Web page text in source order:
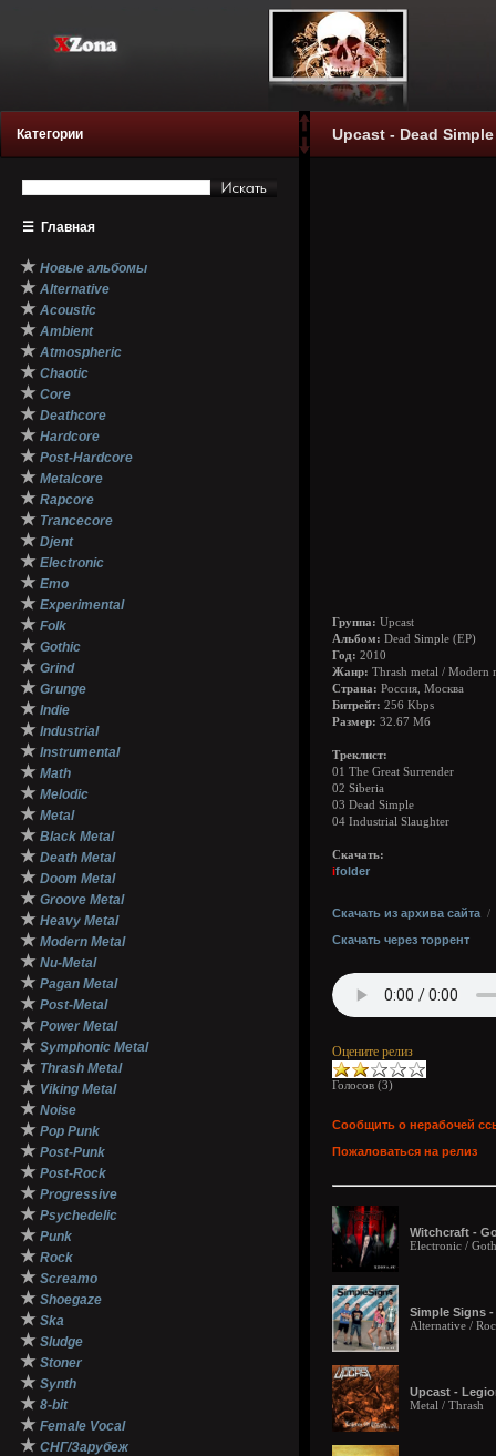
Категории
☰ Главная
★ Новые альбомы
★ Alternative
★ Acoustic
★ Ambient
★ Atmospheric
★ Chaotic
★ Core
★ Deathcore
★ Hardcore
★ Post-Hardcore
★ Metalcore
★ Rapcore
★ Trancecore
★ Djent
★ Electronic
★ Emo
★ Experimental
★ Folk
★ Gothic
★ Grind
★ Grunge
★ Indie
★ Industrial
★ Instrumental
★ Math
★ Melodic
★ Metal
★ Black Metal
★ Death Metal
★ Doom Metal
★ Groove Metal
★ Heavy Metal
★ Modern Metal
★ Nu-Metal
★ Pagan Metal
★ Post-Metal
★ Power Metal
★ Symphonic Metal
★ Thrash Metal
★ Viking Metal
★ Noise
★ Pop Punk
★ Post-Punk
★ Post-Rock
★ Progressive
★ Psychedelic
★ Punk
★ Rock
★ Screamo
★ Shoegaze
★ Ska
★ Sludge
★ Stoner
★ Synth
★ 8-bit
★ Female Vocal
★ СНГ/Зарубеж
Upcast - Dead
Группа: Upcast
Альбом: Dead Simple (EP)
Год: 2010
Жанр: Thrash metal / Modern
Страна: Россия, Москва
Битрейт: 256 Kbps
Размер: 32.67 Мб
Треклист:
01 The Great Surrender
02 Siberia
03 Dead Simple
04 Industrial Slaughter
Скачать:
ifolder
Скачать из архива сайта /
Скачать через торрент
Оцените релиз
Голосов (3)
Сообщить о нерабочей
Пожаловаться на релиз
Witchcraft -
Electronic /
Simple Signs
Alternative /
Upcast -
Metal / Thrash